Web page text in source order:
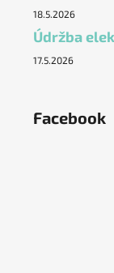
18.5.2026
Údržba
17.5.2026
Facebook